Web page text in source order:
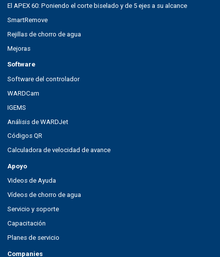
El APEX 60: Poniendo el corte biselado y de 5 ejes a su alcance
SmartRemove
Rejillas de chorro de agua
Mejoras
Software
Software del controlador
WARDCam
IGEMS
Análisis de WARDJet
Códigos QR
Calculadora de velocidad de avance
Apoyo
Videos de Ayuda
Vídeos de chorro de agua
Servicio y soporte
Capacitación
Planes de servicio
Companies